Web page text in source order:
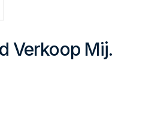
Verkoop Mij.